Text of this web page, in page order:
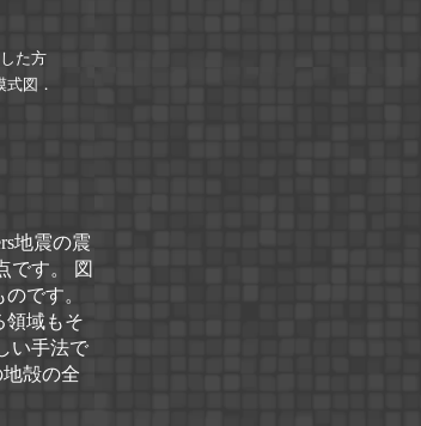
た方
図．
地震の震
です。 図
です。
領域もそ
い手法で
殻の全